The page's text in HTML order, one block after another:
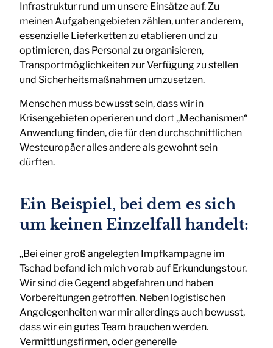
Infrastruktur rund um unsere Einsätze auf. Zu
meinen Aufgabengebieten zählen, unter anderem,
essenzielle Lieferketten zu etablieren und zu
optimieren, das Personal zu organisieren,
Transportmöglichkeiten zur Verfügung zu stellen
und Sicherheitsmaßnahmen umzusetzen.
Menschen muss bewusst sein, dass wir in
Krisengebieten operieren und dort „Mechanismen“
Anwendung finden, die für den durchschnittlichen
Westeuropäer alles andere als gewohnt sein
dürften.
Ein Beispiel, bei dem es sich
um keinen Einzelfall handelt:
„Bei einer groß angelegten Impfkampagne im
Tschad befand ich mich vorab auf Erkundungstour.
Wir sind die Gegend abgefahren und haben
Vorbereitungen getroffen. Neben logistischen
Angelegenheiten war mir allerdings auch bewusst,
dass wir ein gutes Team brauchen werden.
Vermittlungsfirmen, oder generelle